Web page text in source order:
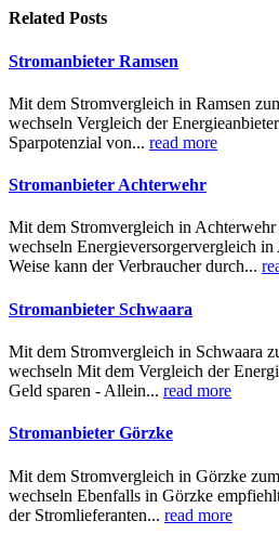
Related Posts
Stromanbieter Ramsen
Mit dem Stromvergleich in Ramsen
wechseln Vergleich der
Sparpotenzial von... read more
Stromanbieter Achterwehr
Mit dem Stromvergleich in Achterwehr
wechseln Energieversorgervergleich
Weise kann der Verbraucher durch...
Stromanbieter Schwaara
Mit dem Stromvergleich in Schwaara
wechseln Mit dem Vergleich der
Geld sparen - Allein... read more
Stromanbieter Görzke
Mit dem Stromvergleich in Görzke
wechseln Ebenfalls in Görzke
der Stromlieferanten... read more